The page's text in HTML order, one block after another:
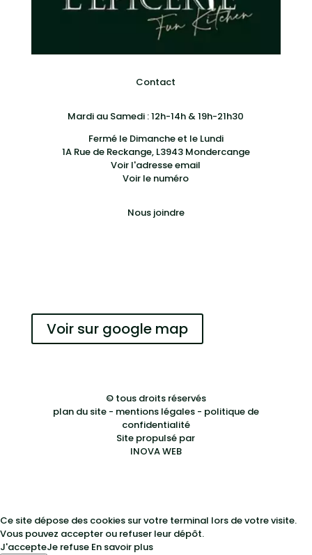
Contact
Mardi au Samedi : 12h-14h & 19h-21h30
Fermé le Dimanche et le Lundi
1A Rue de Reckange, L3943 Mondercange
Voir l'adresse email
Voir le numéro
Nous joindre
Voir sur google map
© tous droits réservés
plan du site- mentions légales - politique de
confidentialité
Site propulsé par
INOVA WEB
Ce site dépose des cookies sur votre terminal lors de votre visite.
Vous pouvez accepter ou refuser leur dépôt.
J'accepteJe refuse En savoir plus